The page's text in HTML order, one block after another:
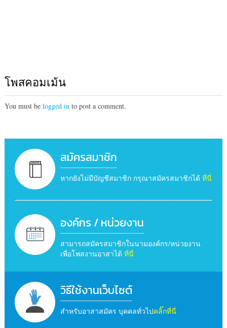
โพสคอมเม้น
You must be logged into post a comment.
สมัครสมาชิก
หากยังไม่มีบัญชีสมาชิก กรุณาสมัครสมาชิกได้ ที่นี่
องค์กร / หน่วยงาน
สามารถสมัครสมาชิกในนามองค์กร/หน่วยงาน
เพื่อโพสงานอาสาได้ ที่นี่
วิธีใช้งานเว็บไซต์
สำหรับอาสาสมัคร บุคคลทั่วไปคลิ๊กที่นี่